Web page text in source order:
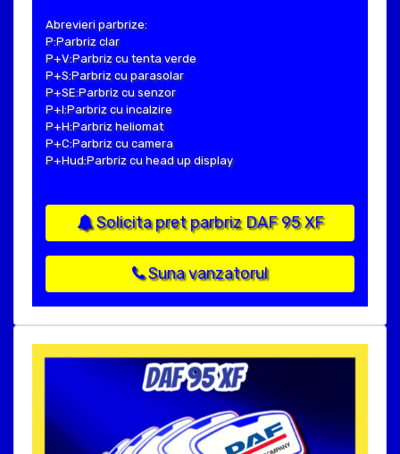
Abrevieri parbrize:
P:Parbriz clar
P+V:Parbriz cu tenta verde
P+S:Parbriz cu parasolar
P+SE:Parbriz cu senzor
P+I:Parbriz cu incalzire
P+H:Parbriz heliomat
P+C:Parbriz cu camera
P+Hud:Parbriz cu head up display
Solicita pret parbriz DAF 95 XF
Suna vanzatorul